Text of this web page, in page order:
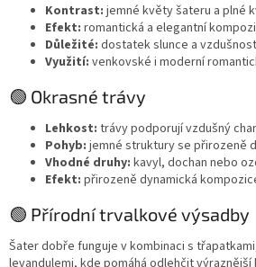
Kontrast: jemné květy šateru a plné
Efekt: romantická a elegantní
Důležité: dostatek slunce a
Využití: venkovské i moderní
🟢 Okrasné trávy
Lehkost: trávy podporují vzdušný
Pohyb: jemné struktury se přirozeně
Vhodné druhy: kavyl, dochan nebo
Efekt: přirozeně dynamická
🟢 Přírodní trvalkové výsadby
Šater dobře funguje v kombinaci s